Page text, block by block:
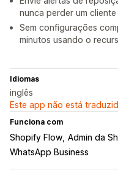
nunca perder um cliente
Sem configurações
minutos usando o
Idiomas
inglês
Este app não está
Funciona com
Shopify Flow Admin da
WhatsApp Business